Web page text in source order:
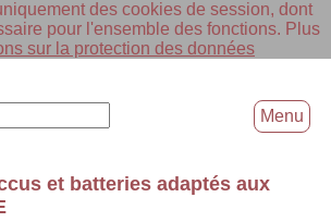
des cookies de session, dont
pour l'ensemble des fonctions. Plus
sur la protection des données
et batteries adaptés aux
Menu